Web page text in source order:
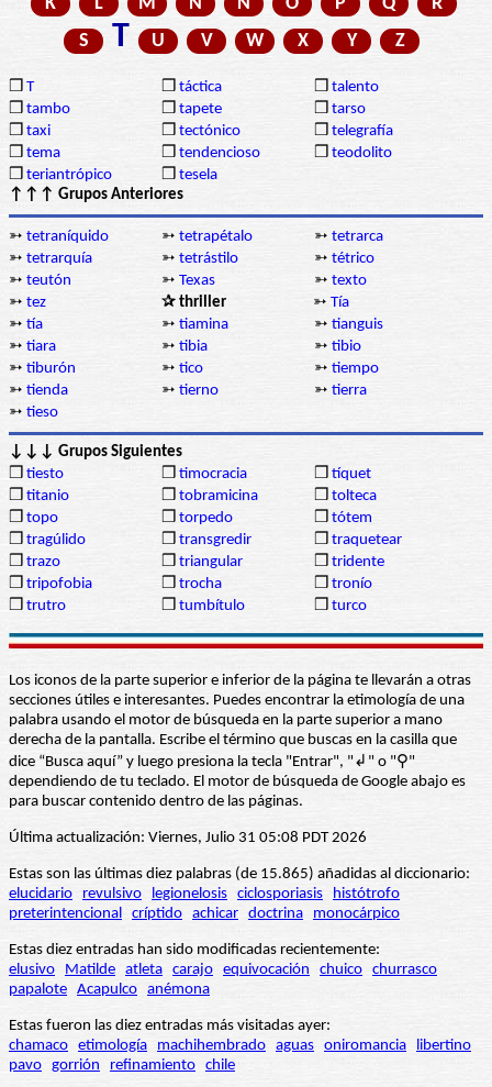
S
T U V W X Y Z
❒ T ❒ táctica ❒ talento
❒ tambo ❒ tapete ❒ tarso
❒ taxi ❒ tectónico ❒ telegrafía
❒ tema ❒ tendencioso ❒ teodolito
❒ teriantrópico ❒ tesela
↑↑↑ Grupos Anteriores
➳ tetraníquido ➳ tetrapétalo ➳ tetrarca
➳ tetrarquía ➳ tetrástilo ➳ tétrico
➳ teutón ➳ Texas ➳ texto
➳ tez ✰ thriller ➳ Tía
➳ tía ➳ tiamina ➳ tianguis
➳ tiara ➳ tibia ➳ tibio
➳ tiburón ➳ tico ➳ tiempo
➳ tienda ➳ tierno ➳ tierra
➳ tieso
↓↓↓ Grupos Siguientes
❒ tiesto ❒ timocracia ❒ tíquet
❒ titanio ❒ tobramicina ❒ tolteca
❒ topo ❒ torpedo ❒ tótem
❒ tragúlido ❒ transgredir ❒ traquetear
❒ trazo ❒ triangular ❒ tridente
❒ tripofobia ❒ trocha ❒ tronío
❒ trutro ❒ tumbítulo ❒ turco
Los iconos de la parte superior e inferior de la página te llevarán a otras
secciones útiles e interesantes. Puedes encontrar la etimología de una
palabra usando el motor de búsqueda en la parte superior a mano
derecha de la pantalla. Escribe el término que buscas en la casilla que
dice “Busca aquí” y luego presiona la tecla "Entrar", "↲" o "⚲"
dependiendo de tu teclado. El motor de búsqueda de Google abajo es
para buscar contenido dentro de las páginas.
Última actualización: Viernes, Julio 31 05:08 PDT 2026
Estas son las últimas diez palabras (de 15.865) añadidas al diccionario:
elucidario
revulsivo legionelosis ciclosporiasis
histótrofo
preterintencional críptido achicar doctrina monocárpico
Estas diez entradas han sido modificadas recientemente:
elusivo
Matilde atleta carajo equivocación chuico churrasco
papalote Acapulco anémona
Estas fueron las diez entradas más visitadas ayer:
chamaco etimología machihembrado aguas oniromancia
libertino
pavo gorrión refinamiento chile